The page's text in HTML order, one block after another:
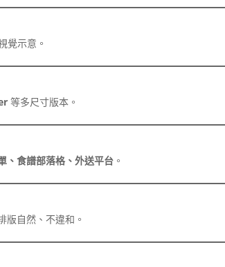
覺示意。
等多尺寸版本。
、食譜部落格、外送平台 。
版自然、不違和。